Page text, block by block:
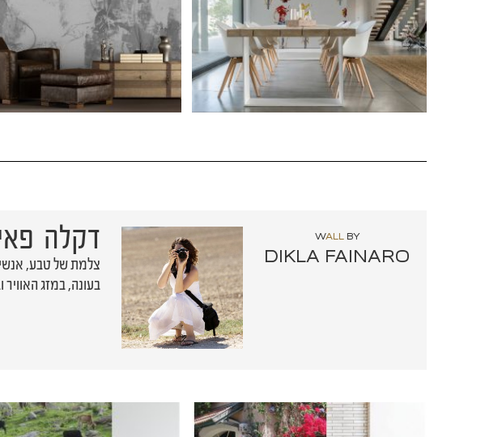
WALLBY
DIKLA FAINARO דקלה
צלמת של טבע, אנשים
בעונה, במזג